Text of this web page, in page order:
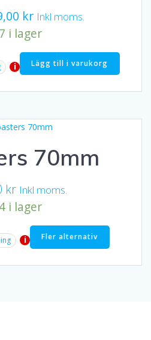
krDet
nuvarande
priset
är:
Inkl moms.
i lager
i Lägg till i varukorg
70mm
kr Inkl moms.
i lager
i Fler alternativ